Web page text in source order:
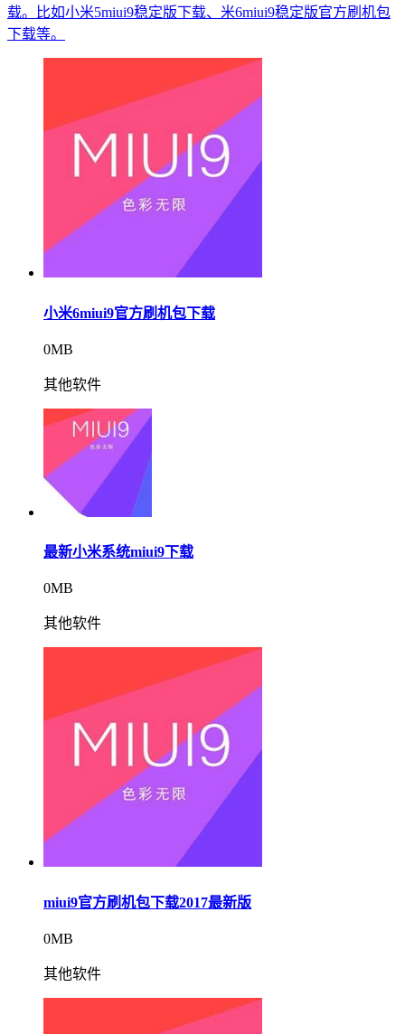
载。比如小米5miui9稳定版下载、米6miui9稳定版官方刷机包
下载等。
小米6miui9官方刷机包下载
0MB
其他软件
最新小米系统miui9下载
0MB
其他软件
miui9官方刷机包下载2017最新版
0MB
其他软件